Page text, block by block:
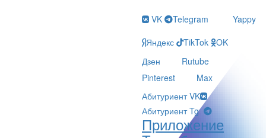
VK Telegram
Yappy
Яндекс
TikTok
OK
Дзен
Rutube
Pinterest
Max
Абитуриент VK
Абитуриент Tg
Приложение